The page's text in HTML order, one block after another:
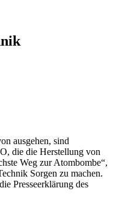
ausgehen, sind
die die Herstellung von
Weg zur Atombombe“,
Sorgen zu machen.
Presseerklärung des